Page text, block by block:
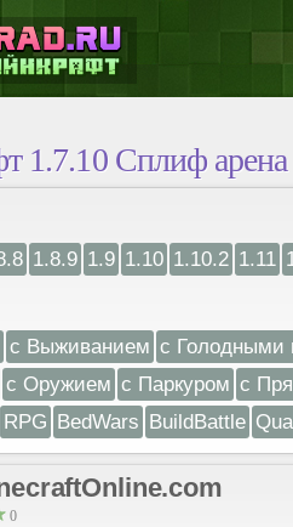
1.7.10 Сплиф арена
1.8.9 1.9 1.10 1.10.2 1.11
с Выживанием с Голодными
с Оружием с Паркуром с
RPG BedWars BuildBattle
0